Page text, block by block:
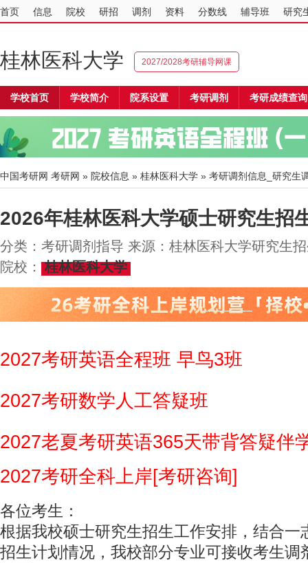
首页 信息 院校 研招 调剂 资料 分数线 辅导班 研究
桂林医科大学 2027/2028考研辅导网课
学校首页 学校简介 院系设置 考研调剂 考研成绩查询
中国考研网 考研网 » 院校信息 » 桂林医科大学 » 考研调剂信息_研究生
2026年桂林医科大学硕士研究生招
分类：考研调剂指导 来源：桂林医科大学研究生
院校：
桂林医科大学
2027考研英语全程班 早鸟3班
2027考研数学人工答疑班
2027老夏考研英语365天带背答疑伴
2027考研全科上岸[考研咨询]
各位考生：
根据我校硕士研究生招生工作安排，结合一
招生计划情况，我校部分专业可接收考生调